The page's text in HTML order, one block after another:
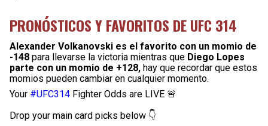
PRONÓSTICOS Y FAVORITOS DE UFC 314
Alexander Volkanovski es el favorito con un momio de
-148 para llevarse la victoria mientras que Diego Lopes
parte con un momio de +128, hay que recordar que estos
momios pueden cambiar en cualquier momento.
Your #UFC314 Fighter Odds are LIVE 🚨
Drop your main card picks below 👇